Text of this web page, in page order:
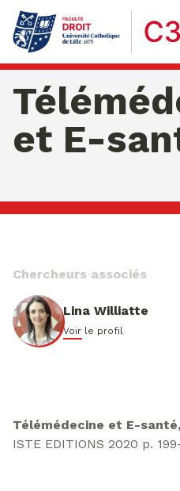
et E-
Chercheurs associés
Lina Williatte
Voir le profil
Télémédecine et E-santé,
ISTE EDITIONS 2020 p.